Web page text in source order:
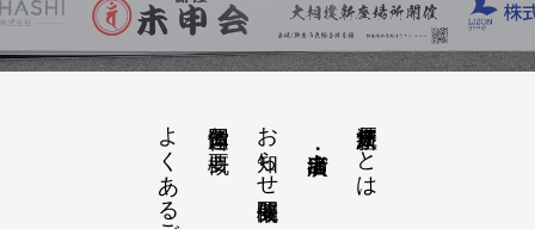
大江戸新座祭りとは
お知らせ開催概要
運営団体と概要
よくあるご質問